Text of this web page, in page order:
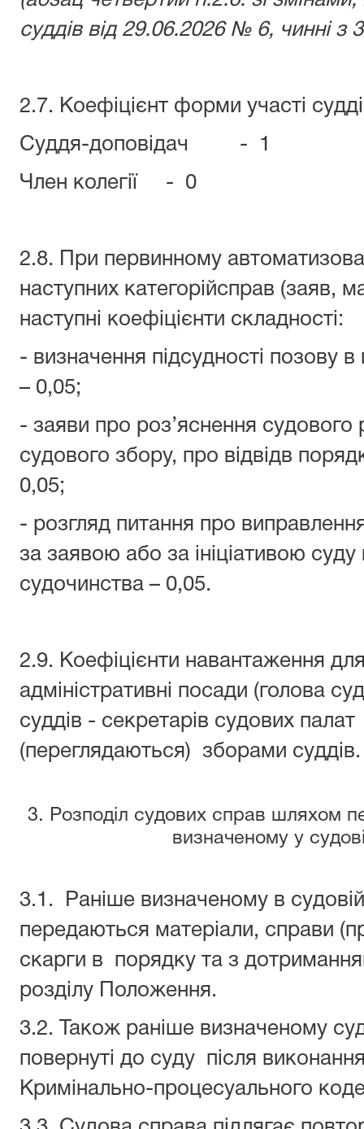
суддів від 29.06.2026 № 6, чинні з
2.7. Коефіцієнт форми участі
Суддя-доповідач - 1
Член колегії - 0
2.8. При первинному
наступних категорійсправ (заяв,
наступні коефіцієнти складності:
- визначення підсудності позову
– 0,05;
- заяви про роз’яснення судового
судового збору, про відвідв
0,05;
- розгляд питання про
за заявою або за ініціативою
судочинства – 0,05.
2.9. Коефіцієнти навантаження
адміністративні посади (голова
суддів - секретарів судових
(переглядаються) зборами суддів.
3. Розподіл судових справ шляхом
визначеному у
3.1. Раніше визначеному в
передаються матеріали, справи
скарги в порядку та з
розділу Положення.
3.2. Також раніше визначеному
повернуті до суду після
Кримінально-процесуального